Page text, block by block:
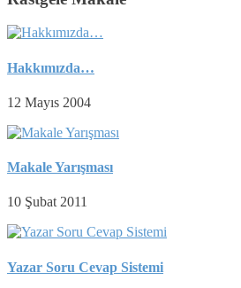
Hakkımızda…
12 Mayıs 2004
Makale Yarışması
10 Şubat 2011
Yazar Soru Cevap Sistemi